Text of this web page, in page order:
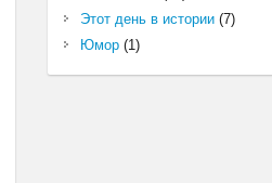
Этот день в истории(7)
Юмор(1)